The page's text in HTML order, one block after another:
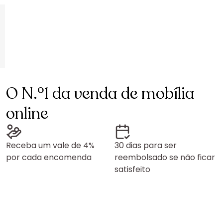
O N.º1 da venda de mobília
online
Receba um vale de 4%
por cada encomenda
30 dias para ser
reembolsado se não ficar
satisfeito